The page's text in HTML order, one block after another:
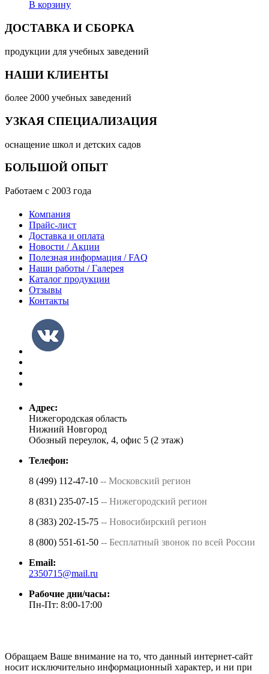
В корзину
ДОСТАВКА И СБОРКА
продукции для учебных заведений
НАШИ КЛИЕНТЫ
более 2000 учебных заведений
УЗКАЯ СПЕЦИАЛИЗАЦИЯ
оснащение школ и детских садов
БОЛЬШОЙ ОПЫТ
Работаем с 2003 года
Компания
Прайс-лист
Доставка и оплата
Новости / Акции
Полезная информация / FAQ
Наши работы / Галерея
Каталог продукции
Отзывы
Контакты
Адрес:
Нижегородская область
Нижний Новгород
Обозный переулок, 4, офис 5 (2 этаж)
Телефон:
8 (499) 112-47-10 -- Московский регион
8 (831) 235-07-15 -- Нижегородский регион
8 (383) 202-15-75 -- Новосибирский регион
8 (800) 551-61-50 -- Бесплатный звонок по всей России
Email:
2350715@mail.ru
Рабочие дни/часы:
Пн-Пт: 8:00-17:00
Обращаем Ваше внимание на то, что данный интернет-сайт
носит исключительно информационный характер, и ни при